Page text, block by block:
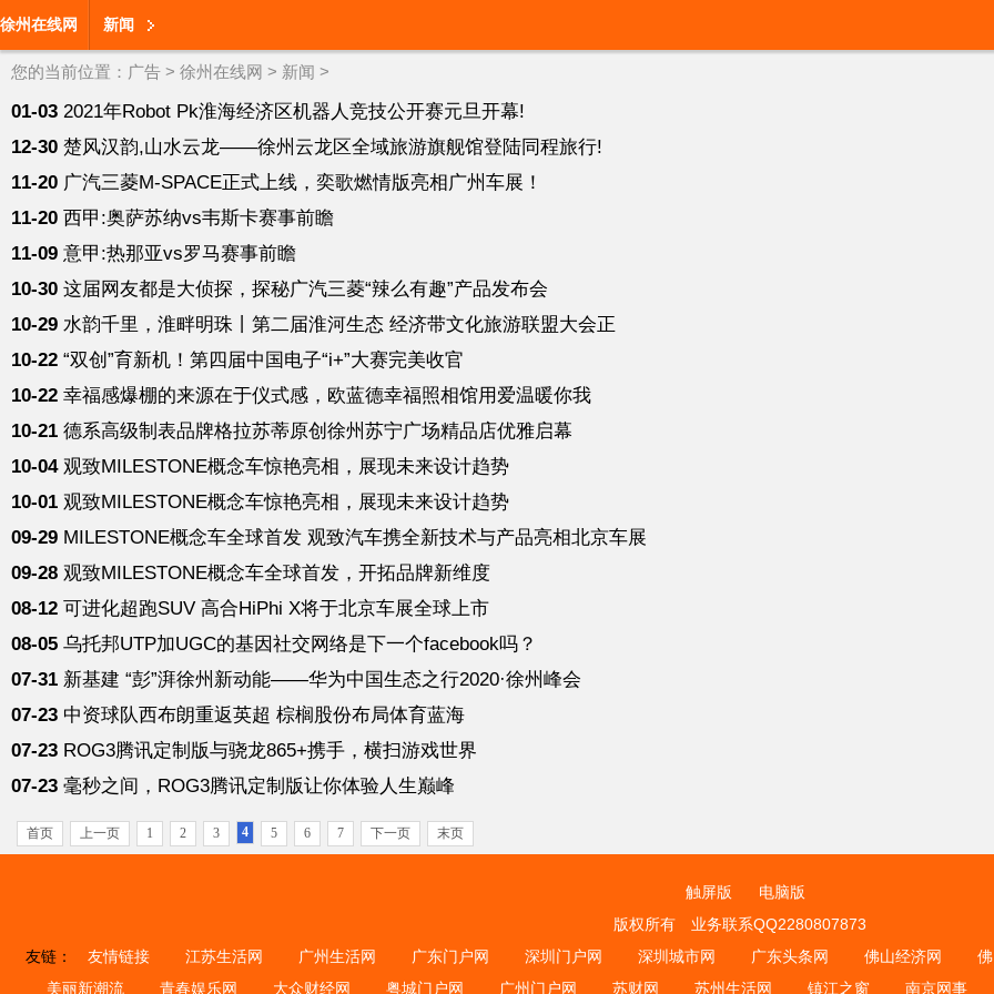
徐州在线网 新闻
您的当前位置： 广告 > 徐州在线网 > 新闻 >
01-03 2021年Robot Pk淮海经济区机器人竞技公开赛元旦开幕!
12-30 楚风汉韵,山水云龙——徐州云龙区全域旅游旗舰馆登陆同程旅行!
11-20 广汽三菱M-SPACE正式上线，奕歌燃情版亮相广州车展！
11-20 西甲:奥萨苏纳vs韦斯卡赛事前瞻
11-09 意甲:热那亚vs罗马赛事前瞻
10-30 这届网友都是大侦探，探秘广汽三菱“辣么有趣”产品发布会
10-29 水韵千里，淮畔明珠丨第二届淮河生态 经济带文化旅游联盟大会正
10-22 “双创”育新机！第四届中国电子“i+”大赛完美收官
10-22 幸福感爆棚的来源在于仪式感，欧蓝德幸福照相馆用爱温暖你我
10-21 德系高级制表品牌格拉苏蒂原创徐州苏宁广场精品店优雅启幕
10-04 观致MILESTONE概念车惊艳亮相，展现未来设计趋势
10-01 观致MILESTONE概念车惊艳亮相，展现未来设计趋势
09-29 MILESTONE概念车全球首发 观致汽车携全新技术与产品亮相北京车展
09-28 观致MILESTONE概念车全球首发，开拓品牌新维度
08-12 可进化超跑SUV 高合HiPhi X将于北京车展全球上市
08-05 乌托邦UTP加UGC的基因社交网络是下一个facebook吗？
07-31 新基建 “彭”湃徐州新动能——华为中国生态之行2020·徐州峰会
07-23 中资球队西布朗重返英超 棕榈股份布局体育蓝海
07-23 ROG3腾讯定制版与骁龙865+携手，横扫游戏世界
07-23 毫秒之间，ROG3腾讯定制版让你体验人生巅峰
首页 上一页 1 2 3 4 5 6 7 下一页 末页
触屏版
电脑版
版权所有
业务联系QQ2280807873
友链：
友情链接 江苏生活网 广州生活网 广东门户网 深圳门户网 深圳城市网 广东头条网 佛山经济网
美丽新潮流
青春娱乐网 大众财经网 粤城门户网 广州门户网 苏财网 苏州生活网 镇江之窗 南京网事